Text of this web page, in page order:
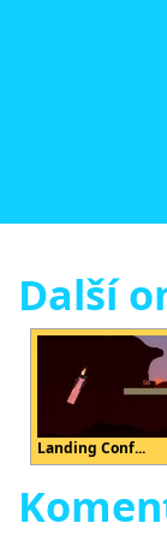
Další
Landing Conf...